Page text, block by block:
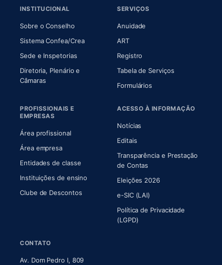
INSTITUCIONAL
Sobre o Conselho(abre em nova aba)
Sistema Confea/Crea(abre em nova aba)
Sede e Inspetorias
Diretoria, Plenário e
Câmaras(abre em nova aba)
SERVIÇOS
Anuidade
ART(abre em nova aba)
Registro
Tabela de Serviços
Formulários
PROFISSIONAIS E
EMPRESAS
Área profissional
Área empresa
Entidades de classe
Instituições de ensino
Clube de Descontos
ACESSO À INFORMAÇÃO
Notícias
Editais
Transparência e Prestação
de Contas
Eleições 2026
e-SIC (LAI)
Política de Privacidade
(LGPD)
CONTATO
Av. Dom Pedro I, 809